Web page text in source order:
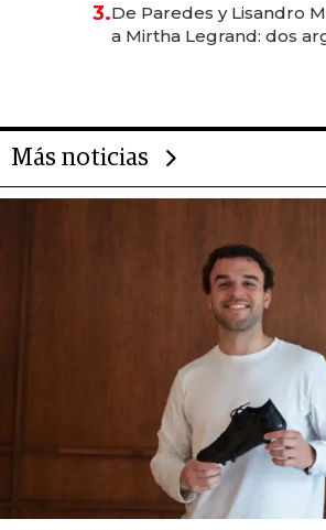
las marcas "fast
3.De Paredes y Lisandro
a Mirtha Legrand: dos
Más noticias